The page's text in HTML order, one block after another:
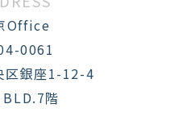
Office
0061
区銀座1-12-4
階